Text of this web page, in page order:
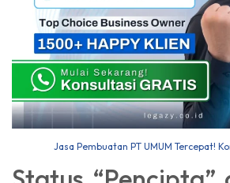
Jasa Pembuatan PT UMUM Tercepat!